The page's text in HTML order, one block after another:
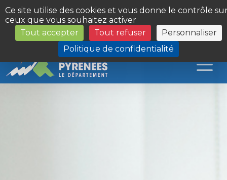
Panneau de gestion des cookies
Ce site utilise des cookies et vous donne le contrôle
ceux que vous souhaitez activer
Tout accepter
Tout refuser
Personnaliser
Politique de confidentialité
Les Sites du Département